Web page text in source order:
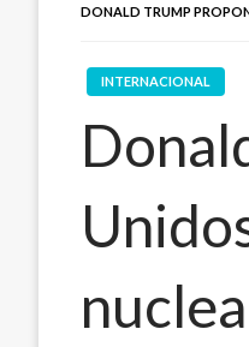
DONALD TRUMP
INTERNACIONAL